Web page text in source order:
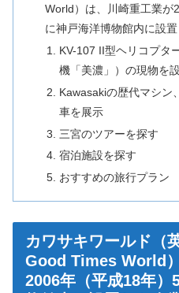
World）は、川崎重工業が
に神戸海洋博物館内に設
KV-107 II型ヘリコプタ
機「美濃」）の現物を
Kawasakiの歴代マシン
車を展示
三宮のツアーを探す
宿泊施設を探す
おすすめの旅行プラン
カワサキワールド（
Good Times World
2006年（平成18年）